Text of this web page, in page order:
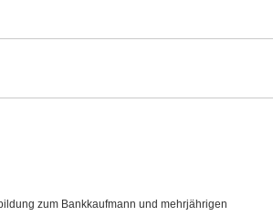
zum Bankkaufmann und mehrjährigen